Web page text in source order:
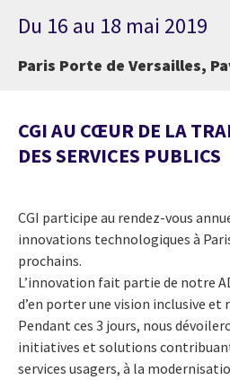
Du 16 au 18 mai 2019
Paris Porte de Versailles,
CGI AU CŒUR DE LA
DES SERVICES PUBLICS
CGI participe au rendez-vous
innovations technologiques à
prochains.
L’innovation fait partie de notre
d’en porter une vision inclusive et
Pendant ces 3 jours, nous
initiatives et solutions
services usagers, à la